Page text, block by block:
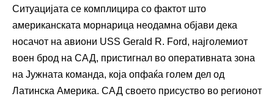
Ситуацијата се комплицира со фактот што
американската морнарица неодамна објави дека
носачот на авиони USS Gerald R. Ford, најголемиот
воен брод на САД, пристигнал во оперативната зона
на Јужната команда, која опфаќа голем дел од
Латинска Америка. САД своето присуство во регионот